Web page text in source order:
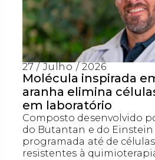
27 / Julho / 2026
Molécula inspirada
aranha elimina
em laboratório
Composto desenvolvido
do Butantan e do
programada até de
resistentes à